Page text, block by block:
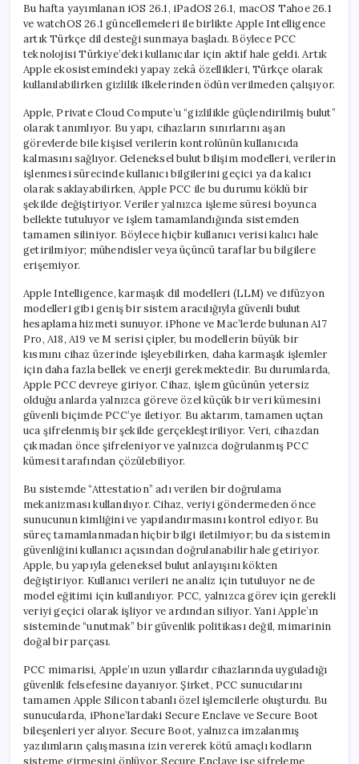
Bu hafta yayımlanan iOS 26.1, iPadOS 26.1, macOS Tahoe 26.1
ve watchOS 26.1 güncellemeleri ile birlikte Apple Intelligence
artık Türkçe dil desteği sunmaya başladı. Böylece PCC
teknolojisi Türkiye’deki kullanıcılar için aktif hale geldi. Artık
Apple ekosistemindeki yapay zekâ özellikleri, Türkçe olarak
kullanılabilirken gizlilik ilkelerinden ödün verilmeden çalışıyor.
Apple, Private Cloud Compute’u “gizlilikle güçlendirilmiş bulut”
olarak tanımlıyor. Bu yapı, cihazların sınırlarını aşan
görevlerde bile kişisel verilerin kontrolünün kullanıcıda
kalmasını sağlıyor. Geleneksel bulut bilişim modelleri, verilerin
işlenmesi sürecinde kullanıcı bilgilerini geçici ya da kalıcı
olarak saklayabilirken, Apple PCC ile bu durumu köklü bir
şekilde değiştiriyor. Veriler yalnızca işleme süresi boyunca
bellekte tutuluyor ve işlem tamamlandığında sistemden
tamamen siliniyor. Böylece hiçbir kullanıcı verisi kalıcı hale
getirilmiyor; mühendisler veya üçüncü taraflar bu bilgilere
erişemiyor.
Apple Intelligence, karmaşık dil modelleri (LLM) ve difüzyon
modelleri gibi geniş bir sistem aracılığıyla güvenli bulut
hesaplama hizmeti sunuyor. iPhone ve Mac’lerde bulunan A17
Pro, A18, A19 ve M serisi çipler, bu modellerin büyük bir
kısmını cihaz üzerinde işleyebilirken, daha karmaşık işlemler
için daha fazla bellek ve enerji gerekmektedir. Bu durumlarda,
Apple PCC devreye giriyor. Cihaz, işlem gücünün yetersiz
olduğu anlarda yalnızca göreve özel küçük bir veri kümesini
güvenli biçimde PCC’ye iletiyor. Bu aktarım, tamamen uçtan
uca şifrelenmiş bir şekilde gerçekleştiriliyor. Veri, cihazdan
çıkmadan önce şifreleniyor ve yalnızca doğrulanmış PCC
kümesi tarafından çözülebiliyor.
Bu sistemde “Attestation” adı verilen bir doğrulama
mekanizması kullanılıyor. Cihaz, veriyi göndermeden önce
sunucunun kimliğini ve yapılandırmasını kontrol ediyor. Bu
süreç tamamlanmadan hiçbir bilgi iletilmiyor; bu da sistemin
güvenliğini kullanıcı açısından doğrulanabilir hale getiriyor.
Apple, bu yapıyla geleneksel bulut anlayışını kökten
değiştiriyor. Kullanıcı verileri ne analiz için tutuluyor ne de
model eğitimi için kullanılıyor. PCC, yalnızca görev için gerekli
veriyi geçici olarak işliyor ve ardından siliyor. Yani Apple’ın
sisteminde “unutmak” bir güvenlik politikası değil, mimarinin
doğal bir parçası.
PCC mimarisi, Apple’ın uzun yıllardır cihazlarında uyguladığı
güvenlik felsefesine dayanıyor. Şirket, PCC sunucularını
tamamen Apple Silicon tabanlı özel işlemcilerle oluşturdu. Bu
sunucularda, iPhone’lardaki Secure Enclave ve Secure Boot
bileşenleri yer alıyor. Secure Boot, yalnızca imzalanmış
yazılımların çalışmasına izin vererek kötü amaçlı kodların
sisteme girmesini önlüyor. Secure Enclave ise şifreleme